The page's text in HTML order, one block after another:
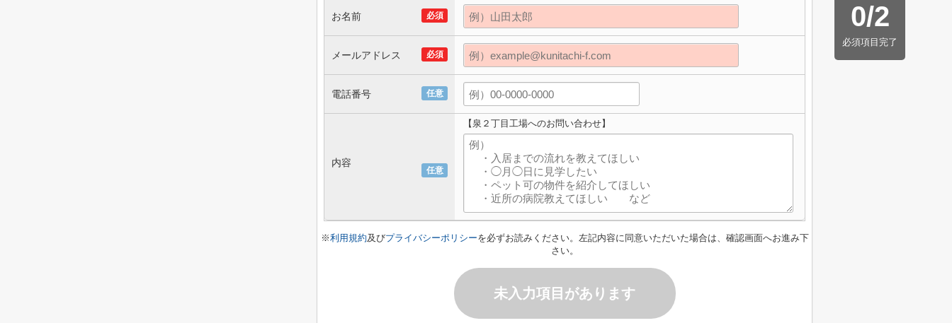
0/2
必須項目完了
必須
お名前
必須
メールアドレス
任意
電話番号
任意
内容
【泉２丁目工場へのお問い合わせ】
※利用規約及びプライバシーポリシーを必ずお読みください。左記内容に同意いただいた場合は、確認画面へお進み下
さい。
未入力項目があります